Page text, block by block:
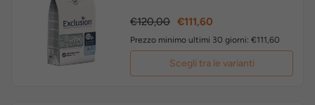
crocchette dietetiche cane
Prezzo
€120,00 Prezzo
€111,60
Prezzo minimo ultimi 30 giorni: €111,60
Scegli tra le varianti